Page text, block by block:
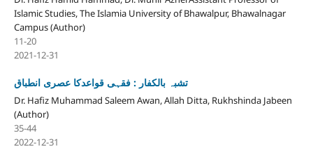
Islamic Studies, The Islamia University of Bhawalpur, Bhawalnagar
Campus (Author)
11-20
2021-12-31
تشبہ بالکفار : فقہی قواعدکا عصری انطباق
Dr. Hafiz Muhammad Saleem Awan, Allah Ditta, Rukhshinda Jabeen
(Author)
35-44
2022-12-31